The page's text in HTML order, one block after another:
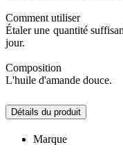
Comment utiliser
Étaler une quantité
jour.
Composition
L'huile d'amande douce.
Détails du produit
Marque